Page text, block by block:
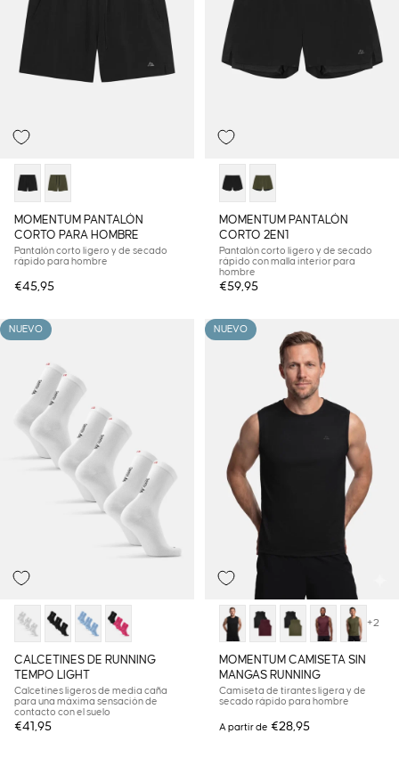
MOMENTUM PANTALÓN
CORTO PARA HOMBRE
Pantalón corto ligero y de secado
rápido para hombre
€45,95
MOMENTUM PANTALÓN
CORTO 2EN1
Pantalón corto ligero y de secado
rápido con malla interior para
hombre
€59,95
NUEVO
CALCETINES DE RUNNING
TEMPO LIGHT
Calcetines ligeros de media caña
para una máxima sensación de
contacto con el suelo
€41,95
NUEVO
+2
MOMENTUM CAMISETA SIN
MANGAS RUNNING
Camiseta de tirantes ligera y de
secado rápido para hombre
A partir de €28,95